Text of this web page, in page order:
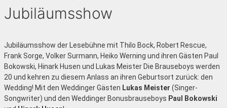
Jubiläumsshow
Jubiläumsshow der Lesebühne mit Thilo Bock, Robert Rescue,
Frank Sorge, Volker Surmann, Heiko Werning und ihren Gästen Paul
Bokowski, Hinark Husen und Lukas Meister Die Brauseboys werden
20 und kehren zu diesem Anlass an ihren Geburtsort zurück: den
Wedding! Mit den Weddinger Gästen Lukas Meister (Singer-
Songwriter) und den Weddinger Bonusbrauseboys Paul Bokowski